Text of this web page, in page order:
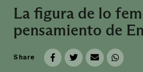
La figura de lo
pensamiento de
Share